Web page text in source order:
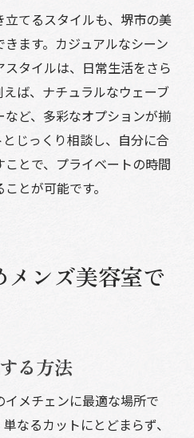
てるスタイルも、堺市の美
ます。カジュアルなシーン
タイルは、日常生活をさら
ば、ナチュラルなウェーブ
ど、多彩なオプションが揃
じっくり相談し、自分に合
とで、プライベートの時間
とが可能です。
ンズ美容室で
る方法
メチェンに最適な場所で
なるカットにとどまらず、